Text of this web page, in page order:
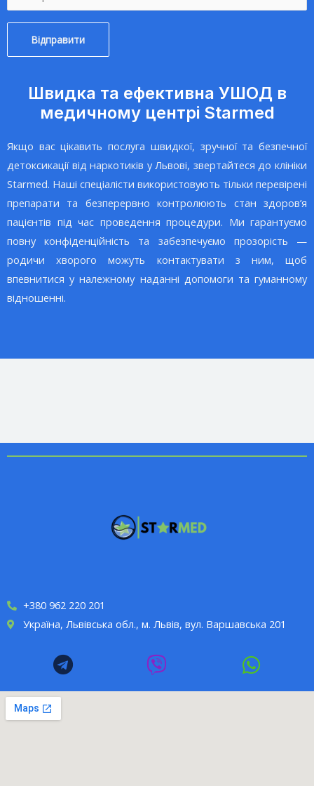
Швидка та ефективна УШОД в
медичному центрі Starmed
Якщо вас цікавитьпослуга швидкої, зручної та безпечної
детоксикації від наркотиків у Львові, звертайтеся до клініки
Starmed. Наші спеціалісти використовують тільки перевірені
препарати та безперервно контролюють стан здоров’я
пацієнтів під час проведення процедури. Ми гарантуємо
повну конфіденційність та забезпечуємо прозорість —
родичи хворого можуть контактувати з ним, щоб
впевнитися у належному наданні допомоги та гуманному
відношенні.
+380 962 220 201
Україна, Львівська обл., м. Львів, вул. Варшавська 201